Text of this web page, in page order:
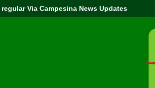
Via Campesina News Updates